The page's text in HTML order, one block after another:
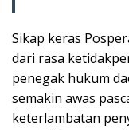
Sikap keras
dari rasa
penegak hukum
semakin awas
keterlambatan